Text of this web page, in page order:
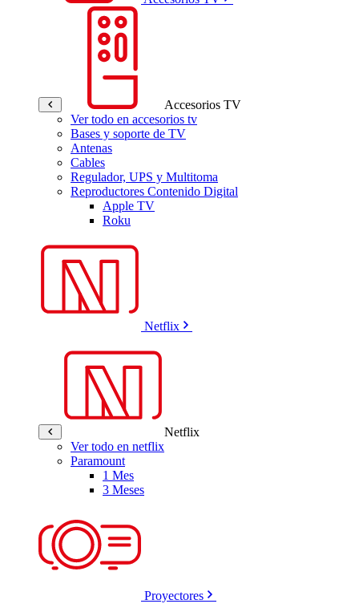
Accesorios TV
Ver todo en accesorios tv
Bases y soporte de TV
Antenas
Cables
Regulador, UPS y Multitoma
Reproductores Contenido Digital
Apple TV
Roku
Netflix
Netflix
Ver todo en netflix
Paramount
1 Mes
3 Meses
Proyectores